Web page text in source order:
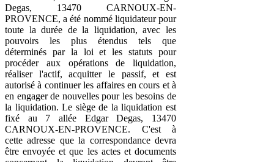
Degas, 13470 CARNOUX-EN-
PROVENCE, a été nommé liquidateur pour
toute la durée de la liquidation, avec les
pouvoirs les plus étendus tels que
déterminés par la loi et les statuts pour
procéder aux opérations de liquidation,
réaliser l'actif, acquitter le passif, et est
autorisé à continuer les affaires en cours et à
en engager de nouvelles pour les besoins de
la liquidation. Le siège de la liquidation est
fixé au 7 allée Edgar Degas, 13470
CARNOUX-EN-PROVENCE. C'est à
cette adresse que la correspondance devra
être envoyée et que les actes et documents